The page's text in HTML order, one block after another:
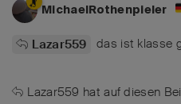
MichaelRothenpieler
Lazar559
das ist klasse
Lazar559 hat auf diesen